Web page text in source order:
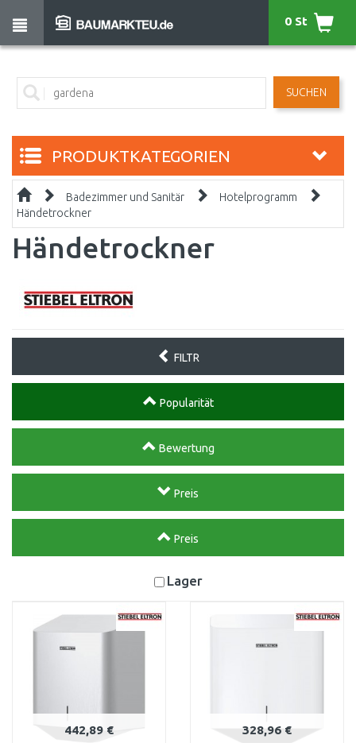
SUCHEN
0 St
PRODUKTKATEGORIEN
Badezimmer und Sanitär
Hotelprogramm
Händetrockner
Händetrockner
FILTR
Popularität
Bewertung
Preis
Preis
Lager
442,89 € 328,96 €